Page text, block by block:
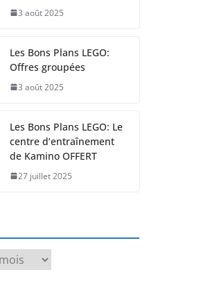
3 août 2025
Les Bons Plans LEGO:
Offres groupées
3 août 2025
Les Bons Plans LEGO: Le
centre d’entraînement
de Kamino OFFERT
27 juillet 2025